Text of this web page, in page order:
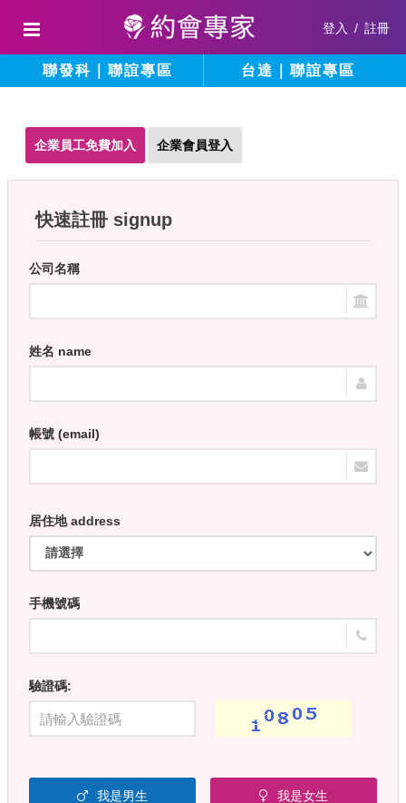
登入 / 註冊
聯發科｜聯誼專區 台達｜聯誼專區
企業員工免費加入 企業會員登入
快速註冊 signup
公司名稱
姓名 name
帳號 (email)
居住地 address
手機號碼
驗證碼:
我是男生 我是女生